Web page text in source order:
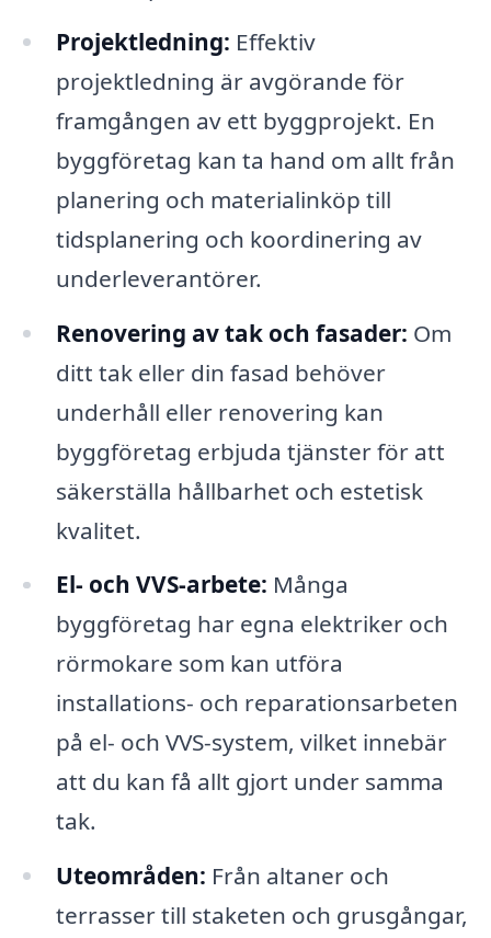
Projektledning: Effektiv
projektledning är avgörande för
framgången av ett byggprojekt. En
byggföretag kan ta hand om allt från
planering och materialinköp till
tidsplanering och koordinering av
underleverantörer.
Renovering av tak och fasader: Om
ditt tak eller din fasad behöver
underhåll eller renovering kan
byggföretag erbjuda tjänster för att
säkerställa hållbarhet och estetisk
kvalitet.
El- och VVS-arbete: Många
byggföretag har egna elektriker och
rörmokare som kan utföra
installations- och reparationsarbeten
på el- och VVS-system, vilket innebär
att du kan få allt gjort under samma
tak.
Uteområden: Från altaner och
terrasser till staketen och grusgångar,